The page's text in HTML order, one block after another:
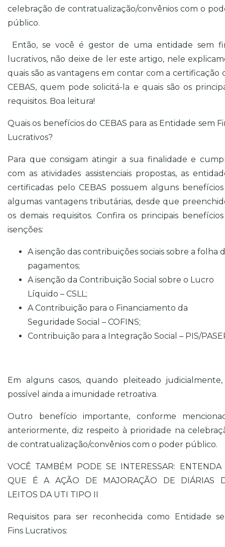
celebração de contratualização/convênios com o
público.
Então, se você é gestor de uma entidade sem
lucrativos, não deixe de ler este artigo, nele
quais são as vantagens em contar com a certificação
CEBAS, quem pode solicitá-la e quais são os
requisitos. Boa leitura!
Quais os benefícios do CEBAS para as Entidade sem
Lucrativos?
Para que consigam atingir a sua finalidade e
com as atividades assistenciais propostas, as
certificadas pelo CEBAS possuem alguns
algumas vantagens tributárias, desde que
os demais requisitos. Confira os principais
isenções:
A isenção das contribuições sociais sobre a folha
pagamentos;
A isenção da Contribuição Social sobre o Lucro
Líquido – CSLL;
A Contribuição para o Financiamento da
Seguridade Social – COFINS;
Contribuição para a Integração Social – PIS/
Em alguns casos, quando pleiteado
possível ainda a imunidade retroativa.
Outro benefício importante, conforme
anteriormente, diz respeito à prioridade na
de contratualização/convênios com o poder público.
VOCÊ TAMBÉM PODE SE INTERESSAR: ENTENDA
QUE É A AÇÃO DE MAJORAÇÃO DE DIÁRIAS
LEITOS DA UTI TIPO II
Requisitos para ser reconhecida como Entidade
Fins Lucrativos: